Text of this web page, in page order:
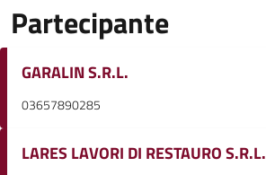
Partecipante
GARALIN S.R.L.
03657890285
LARES LAVORI DI RESTAURO S.R.L.